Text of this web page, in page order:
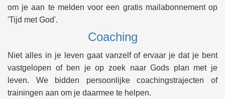
om je aan te melden voor een gratis mailabonnement op
'Tijd met God'.
Coaching
Niet alles in je leven gaat vanzelf of ervaar je dat je bent
vastgelopen of ben je op zoek naar Gods plan met je
leven. We bidden persoonlijke coachingstrajecten of
trainingen aan om je daarmee te helpen.